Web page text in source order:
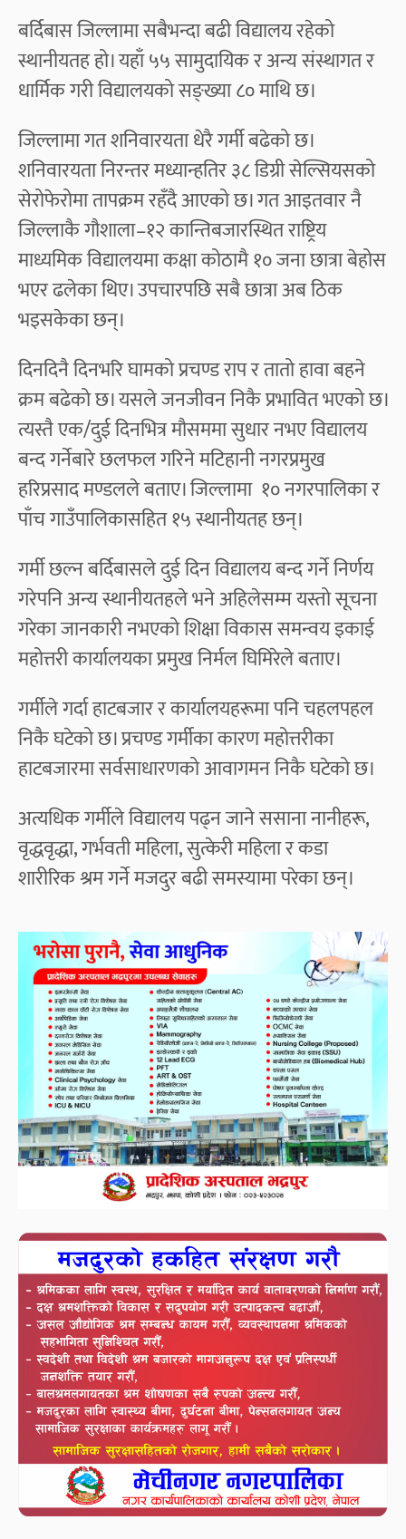
बर्दिबास जिल्लामा सबैभन्दा बढी विद्यालय रहेको
स्थानीयतह हो। यहाँ ५५ सामुदायिक र अन्य संस्थागत र
धार्मिक गरी विद्यालयको सङ्ख्या ८० माथि छ।
जिल्लामा गत शनिवारयता धेरै गर्मी बढेको छ।
शनिवारयता निरन्तर मध्यान्हतिर ३८ डिग्री सेल्सियसको
सेरोफेरोमा तापक्रम रहँदै आएको छ। गत आइतवार नै
जिल्लाकै गौशाला–१२ कान्तिबजारस्थित राष्ट्रिय
माध्यमिक विद्यालयमा कक्षा कोठामै १० जना छात्रा बेहोस
भएर ढलेका थिए। उपचारपछि सबै छात्रा अब ठिक
भइसकेका छन्।
दिनदिनै दिनभरि घामको प्रचण्ड राप र तातो हावा बहने
क्रम बढेको छ। यसले जनजीवन निकै प्रभावित भएको छ।
त्यस्तै एक/दुई दिनभित्र मौसममा सुधार नभए विद्यालय
बन्द गर्नेबारे छलफल गरिने मटिहानी नगरप्रमुख
हरिप्रसाद मण्डलले बताए। जिल्लामा १० नगरपालिका र
पाँच गाउँपालिकासहित १५ स्थानीयतह छन्।
गर्मी छल्न बर्दिबासले दुई दिन विद्यालय बन्द गर्ने निर्णय
गरेपनि अन्य स्थानीयतहले भने अहिलेसम्म यस्तो सूचना
गरेका जानकारी नभएको शिक्षा विकास समन्वय इकाई
महोत्तरी कार्यालयका प्रमुख निर्मल घिमिरेले बताए।
गर्मीले गर्दा हाटबजार र कार्यालयहरूमा पनि चहलपहल
निकै घटेको छ। प्रचण्ड गर्मीका कारण महोत्तरीका
हाटबजारमा सर्वसाधारणको आवागमन निकै घटेको छ।
अत्यधिक गर्मीले विद्यालय पढ्न जाने ससाना नानीहरू,
वृद्धवृद्धा, गर्भवती महिला, सुत्केरी महिला र कडा
शारीरिक श्रम गर्ने मजदुर बढी समस्यामा परेका छन्।